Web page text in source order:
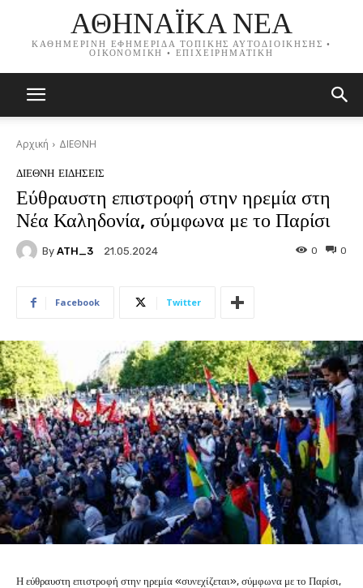
ΑΘΗΝΑΪΚΑ ΝΕΑ
ΚΑΘΗΜΕΡΙΝΗ ΕΦΗΜΕΡΙΔΑ ΤΟΠΙΚΗΣ ΑΥΤΟΔΙΟΙΚΗΣΗΣ •
ΟΙΚΟΝΟΜΙΚΗ • ΕΠΙΧΕΙΡΗΜΑΤΙΚΗ
Αρχική ΔΙΕΘΝΗ
ΔΙΕΘΝΗ ΕΙΔΗΣΕΙΣ
Εύθραυστη επιστροφή στην ηρεμία στη
Νέα Καληδονία, σύμφωνα με το Παρίσι
By ATH_3 21.05.2024 0
0
Facebook Twitter
Η εύθραυστη επιστροφή στην ηρεμία «συνεχίζεται», σύμφωνα με το Παρίσι,